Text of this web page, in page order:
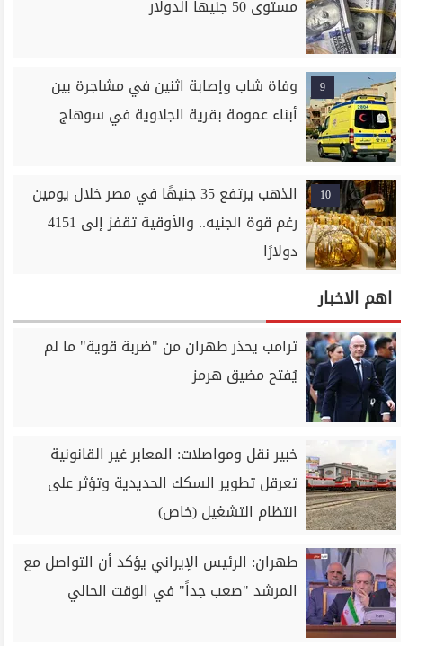
مستوى 50 جنيها الدولار
9
وفاة شاب وإصابة اثنين في مشاجرة بين
أبناء عمومة بقرية الجلاوية في سوهاج
10
الذهب يرتفع 35 جنيهًا في مصر خلال يومين
رغم قوة الجنيه.. والأوقية تقفز إلى 4151
دولارًا
اهم الاخبار
ترامب يحذر طهران من "ضربة قوية" ما لم
يُفتح مضيق هرمز
خبير نقل ومواصلات: المعابر غير القانونية
تعرقل تطوير السكك الحديدية وتؤثر على
انتظام التشغيل (خاص)
طهران: الرئيس الإيراني يؤكد أن التواصل مع
المرشد "صعب جداً" في الوقت الحالي